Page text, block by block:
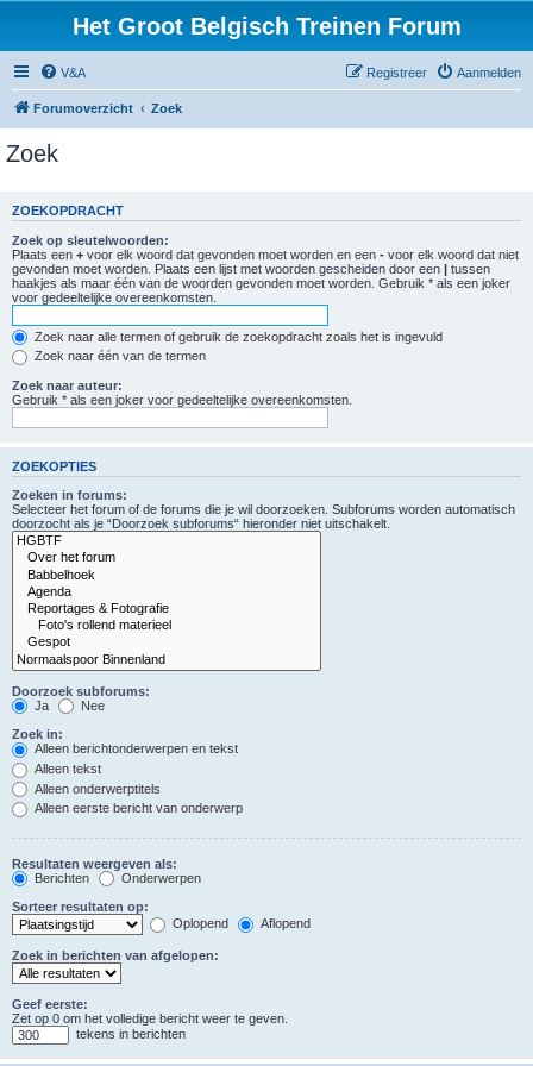
Het Groot Belgisch Treinen Forum
V&A Aanmelden
Registreer
Forumoverzicht Zoek
Zoek
ZOEKOPDRACHT
Zoek op sleutelwoorden:
Plaats een + voor elk woord dat gevonden moet worden en een - voor elk woord dat niet
gevonden moet worden. Plaats een lijst met woorden gescheiden door een | tussen
haakjes als maar één van de woorden gevonden moet worden. Gebruik * als een joker
voor gedeeltelijke overeenkomsten.
Zoek naar alle termen of gebruik de zoekopdracht zoals het is ingevuld
Zoek naar één van de termen
Zoek naar auteur:
Gebruik * als een joker voor gedeeltelijke overeenkomsten.
ZOEKOPTIES
Zoeken in forums:
Selecteer het forum of de forums die je wil doorzoeken. Subforums worden automatisch
doorzocht als je “Doorzoek subforums“ hieronder niet uitschakelt.
Doorzoek subforums:
Ja
Nee
Zoek in:
Alleen berichtonderwerpen en tekst
Alleen tekst
Alleen onderwerptitels
Alleen eerste bericht van onderwerp
Resultaten weergeven als:
Berichten
Onderwerpen
Sorteer resultaten op:
Oplopend
Aflopend
Zoek in berichten van afgelopen:
Geef eerste:
Zet op 0 om het volledige bericht weer te geven.
tekens in berichten